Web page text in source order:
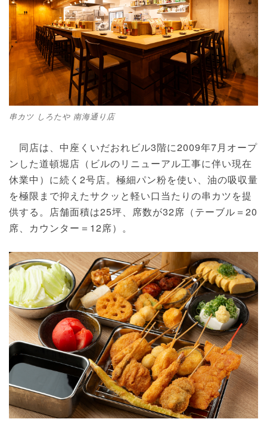
串カツ しろたや 南海通り店
同店は、中座くいだおれビル3階に2009年7月オープ
ンした道頓堀店（ビルのリニューアル工事に伴い現在
休業中）に続く2号店。極細パン粉を使い、油の吸収量
を極限まで抑えたサクッと軽い口当たりの串カツを提
供する。店舗面積は25坪、席数が32席（テーブル＝20
席、カウンター＝12席）。